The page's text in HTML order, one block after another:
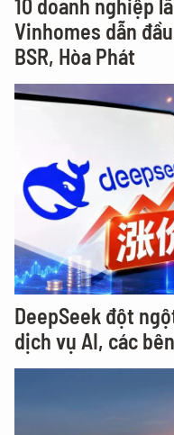
10 doanh nghiệp
Vinhomes dẫn
BSR, Hòa Phát
DeepSeek đột
dịch vụ AI, các